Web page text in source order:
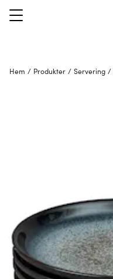
Hem / Produkter / Servering /